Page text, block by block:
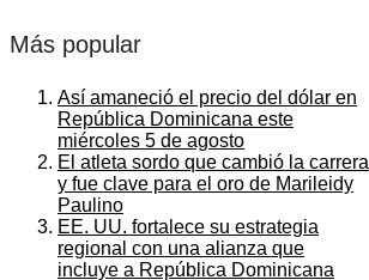
Más popular
Así amaneció el precio del dólar en
República Dominicana este
miércoles 5 de agosto
El atleta sordo que cambió la carrera
y fue clave para el oro de Marileidy
Paulino
EE. UU. fortalece su estrategia
regional con una alianza que
incluye a República Dominicana